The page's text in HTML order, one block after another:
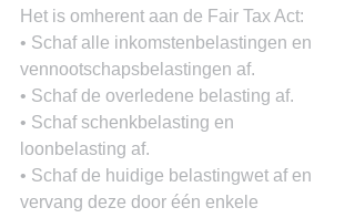
Het is omherent aan de Fair Tax Act:
• Schaf alle inkomstenbelastingen en
vennootschapsbelastingen af.
• Schaf de overledene belasting af.
• Schaf schenkbelasting en
loonbelasting af.
• Schaf de huidige belastingwet af en
vervang deze door één enkele